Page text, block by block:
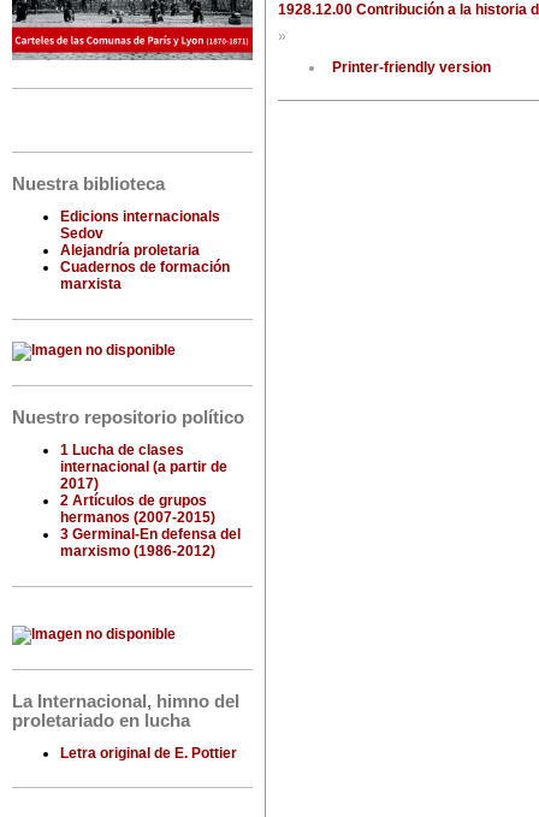
Nuestra biblioteca
Edicions internacionals
Sedov
Alejandría proletaria
Cuadernos de formación
marxista
Nuestro repositorio político
1 Lucha de clases
internacional (a partir de
2017)
2 Artículos de grupos
hermanos (2007-2015)
3 Germinal-En defensa del
marxismo (1986-2012)
La Internacional, himno del
proletariado en lucha
Letra original de E. Pottier
1928.12.00 Contribución a la historia
»
Printer-friendly version